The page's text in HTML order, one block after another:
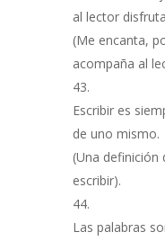
al lector
(Me encanta,
acompaña al
Escribir es
de uno mismo.
(Una definición
escribir).
Las palabras